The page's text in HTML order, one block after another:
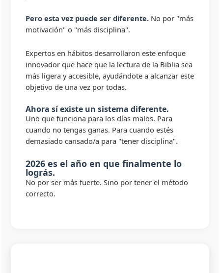
Pero esta vez puede ser diferente. No por "más
motivación" o "más disciplina".
Expertos en hábitos desarrollaron este enfoque
innovador que hace que la lectura de la Biblia sea
más ligera y accesible, ayudándote a alcanzar este
objetivo de una vez por todas.
Ahora sí existe un sistema diferente.
Uno que funciona para los días malos. Para
cuando no tengas ganas. Para cuando estés
demasiado cansado/a para "tener disciplina".
2026 es el año en que finalmente lo
lográs.
No por ser más fuerte. Sino por tener el método
correcto.